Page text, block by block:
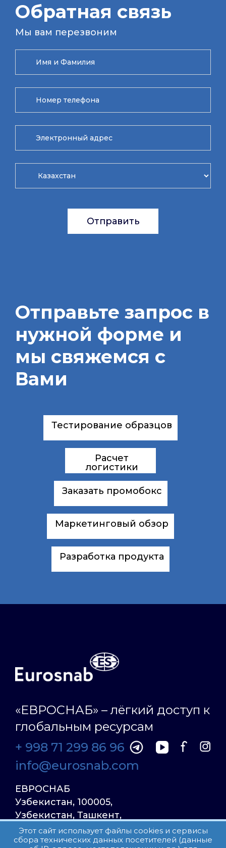
Обратная связь
Мы вам перезвоним
Отправить
Отправьте запрос в
нужной форме и
мы свяжемся с
Вами
Тестирование образцов
Расчет
логистики
Заказать промобокс
Маркетинговый обзор
Разработка продукта
«ЕВРОСНАБ» – лёгкий доступ к
глобальным ресурсам
+ 998 71 299 86 96
info@eurosnab.com
ЕВРОСНАБ
Узбекистан, 100005,
Узбекистан, Ташкент,
Улица Фаргона Йули
23, дом 31
Этот сайт использует файлы cookies и сервисы
сбора технических данных посетителей (данные